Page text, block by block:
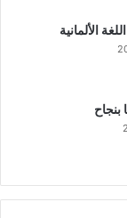
الألمانية
بنجاح